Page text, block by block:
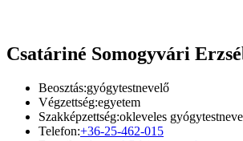
Csatáriné Somogyvári
Beosztás:gyógytestnevelő
Végzettség:egyetem
Szakképzettség:okleveles
Telefon:+36-25-462-015